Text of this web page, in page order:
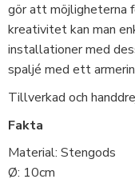
gör att möjligheterna
kreativitet kan man
installationer med
spaljé med ett
Tillverkad och
Fakta
Material: Stengods
Ø: 10cm